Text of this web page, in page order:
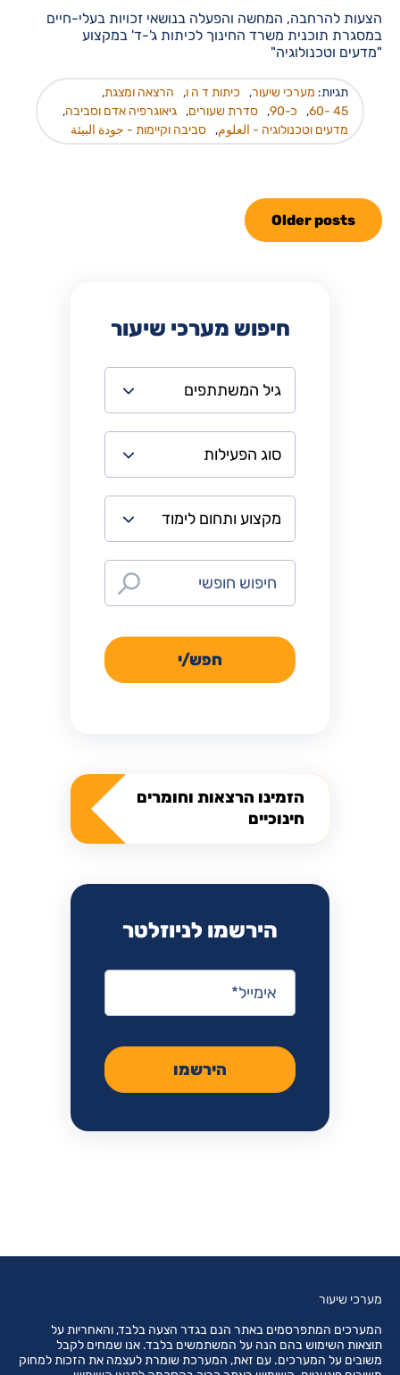
הצעות להרחבה, המחשה והפעלה בנושאי זכויות בעלי-חיים
במסגרת תוכנית משרד החינוך לכיתות ג'-ד' במקצוע
"מדעים וטכנולוגיה"
תגיות: מערכי שיעור, כיתות ד ה ו, הרצאה ומצגת,
45 -60
, כ-90 , סדרת שעורים, גיאוגרפיה אדם וסביבה,
מדעים וטכנולוגיה - العلوم, סביבה וקיימות - جودة البيئة
Older posts
חיפוש מערכי שיעור
חפש/י
הזמינו הרצאות וחומרים
חינוכיים
הירשמו לניוזלטר
אימייל
הירשמו
מערכי שיעור
המערכים המתפרסמים באתר הנם בגדר הצעה בלבד, והאחריות על
תוצאות השימוש בהם הנה על המשתמשים בלבד. אנו שמחים לקבל
משובים על המערכים. עם זאת, המערכת שומרת לעצמה את הזכות למחוק